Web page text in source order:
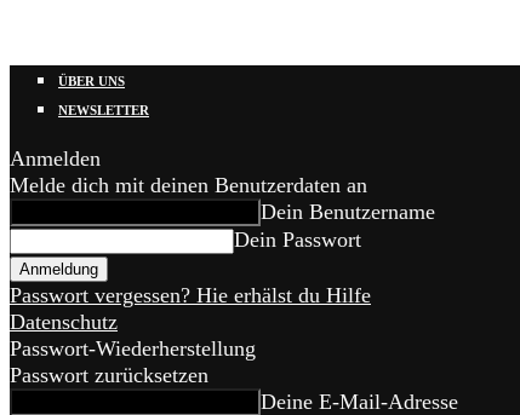
ÜBER UNS
NEWSLETTER
Anmelden
Melde dich mit deinen Benutzerdaten an
Dein Benutzername
Dein Passwort
Passwort vergessen? Hie erhälst du Hilfe
Datenschutz
Passwort-Wiederherstellung
Passwort zurücksetzen
Deine E-Mail-Adresse